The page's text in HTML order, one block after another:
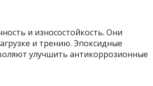
и износостойкость. Они
и трению. Эпоксидные
улучшить антикоррозионные